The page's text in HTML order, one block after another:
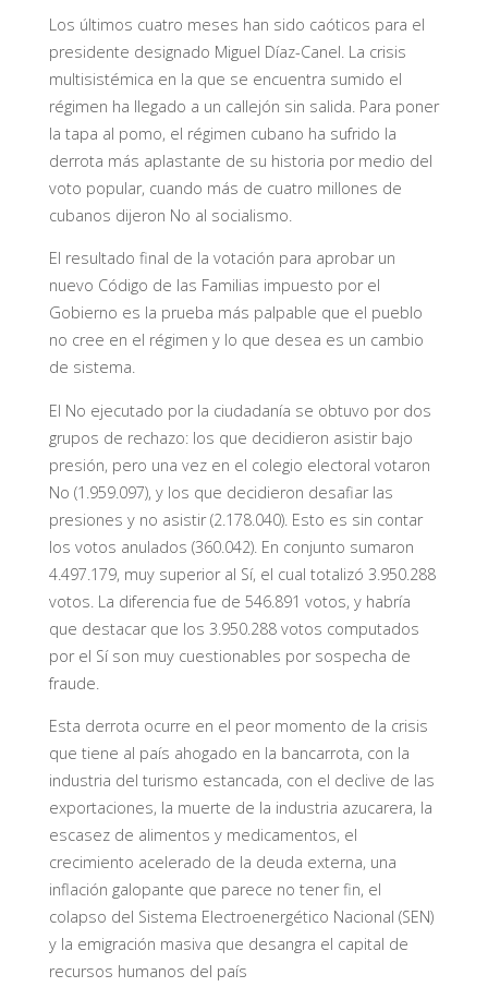
Los últimos cuatro meses han sido caóticos para el
presidente designado Miguel Díaz-Canel. La crisis
multisistémica en la que se encuentra sumido el
régimen ha llegado a un callejón sin salida. Para poner
la tapa al pomo, el régimen cubano ha sufrido la
derrota más aplastante de su historia por medio del
voto popular, cuando más de cuatro millones de
cubanos dijeron No al socialismo.
El resultado final de la votación para aprobar un
nuevo Código de las Familias impuesto por el
Gobierno es la prueba más palpable que el pueblo
no cree en el régimen y lo que desea es un cambio
de sistema.
El No ejecutado por la ciudadanía se obtuvo por dos
grupos de rechazo: los que decidieron asistir bajo
presión, pero una vez en el colegio electoral votaron
No (1.959.097), y los que decidieron desafiar las
presiones y no asistir (2.178.040). Esto es sin contar
los votos anulados (360.042). En conjunto sumaron
4.497.179, muy superior al Sí, el cual totalizó 3.950.288
votos. La diferencia fue de 546.891 votos, y habría
que destacar que los 3.950.288 votos computados
por el Sí son muy cuestionables por sospecha de
fraude.
Esta derrota ocurre en el peor momento de la crisis
que tiene al país ahogado en la bancarrota, con la
industria del turismo estancada, con el declive de las
exportaciones, la muerte de la industria azucarera, la
escasez de alimentos y medicamentos, el
crecimiento acelerado de la deuda externa, una
inflación galopante que parece no tener fin, el
colapso del Sistema Electroenergético Nacional (SEN)
y la emigración masiva que desangra el capital de
recursos humanos del país